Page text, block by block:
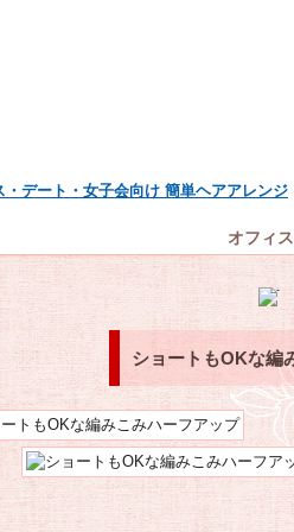
・デート・女子会向け 簡単ヘアアレンジ
オフィ
ショートもOKな編